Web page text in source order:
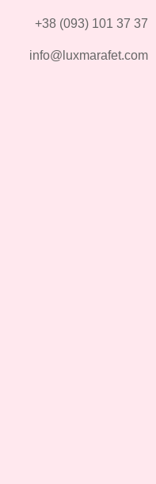
+38 (093) 101 37 37
info@luxmarafet.com